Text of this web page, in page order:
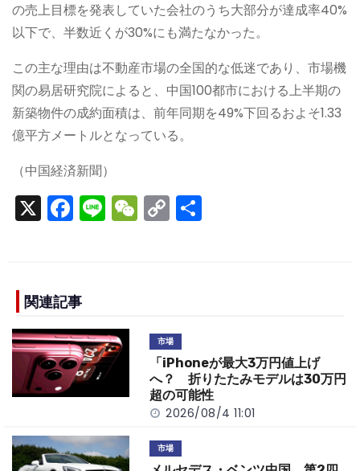
の売上目標を発表していた会社のうち大部分が達成率40%
以下で、半数近くが30%にも満たなかった。
この主な理由は不動産市場の全国的な低迷であり、市場機
関の易居研究院によると、中国100都市における上半期の
新築物件の成約面積は、前年同期を49%下回るおよそ1.33
億平方メートルとなっている。
（中国経済新聞）
X F
e
b
o
o
k
Li W C
n
k
関連記事
市場
「iPhoneが最大3万円値上げ
へ？ 折りたたみモデルは30万円
超の可能性
2026/08/4 11:01
市場